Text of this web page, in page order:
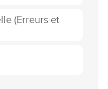
(Erreurs et